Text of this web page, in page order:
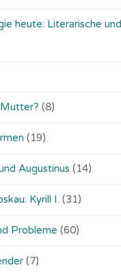
heute: Literarische
(8)
(19)
Augustinus (14)
Kyrill I. (31)
Probleme (60)
(7)